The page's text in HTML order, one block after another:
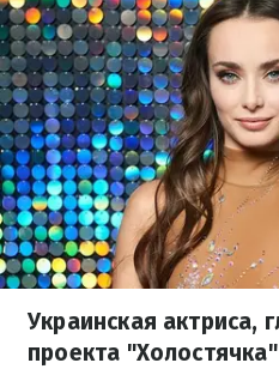
Украинская актриса,
проекта